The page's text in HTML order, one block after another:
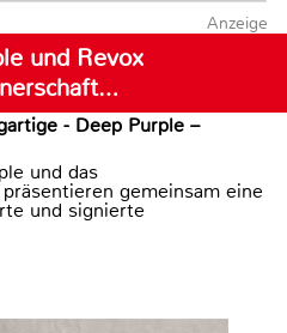
Anzeige
und Revox
- Deep Purple –
und das
gemeinsam eine
und signierte